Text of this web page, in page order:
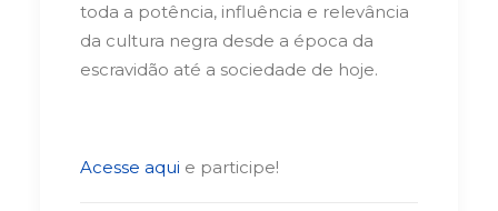
toda a potência, influência e relevância
da cultura negra desde a época da
escravidão até a sociedade de hoje.
Acesse aqui e participe!